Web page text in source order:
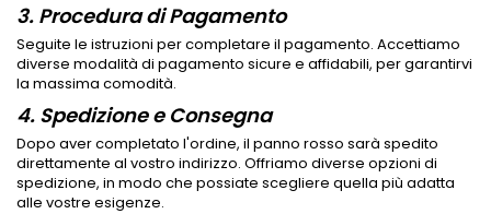
3. Procedura di Pagamento
Seguite le istruzioni per completare il pagamento. Accettiamo
diverse modalità di pagamento sicure e affidabili, per garantirvi
la massima comodità.
4. Spedizione e Consegna
Dopo aver completato l'ordine, il panno rosso sarà spedito
direttamente al vostro indirizzo. Offriamo diverse opzioni di
spedizione, in modo che possiate scegliere quella più adatta
alle vostre esigenze.